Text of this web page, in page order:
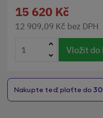
15 620 Kč
12 909,09 Kč bez DPH
Vložit do